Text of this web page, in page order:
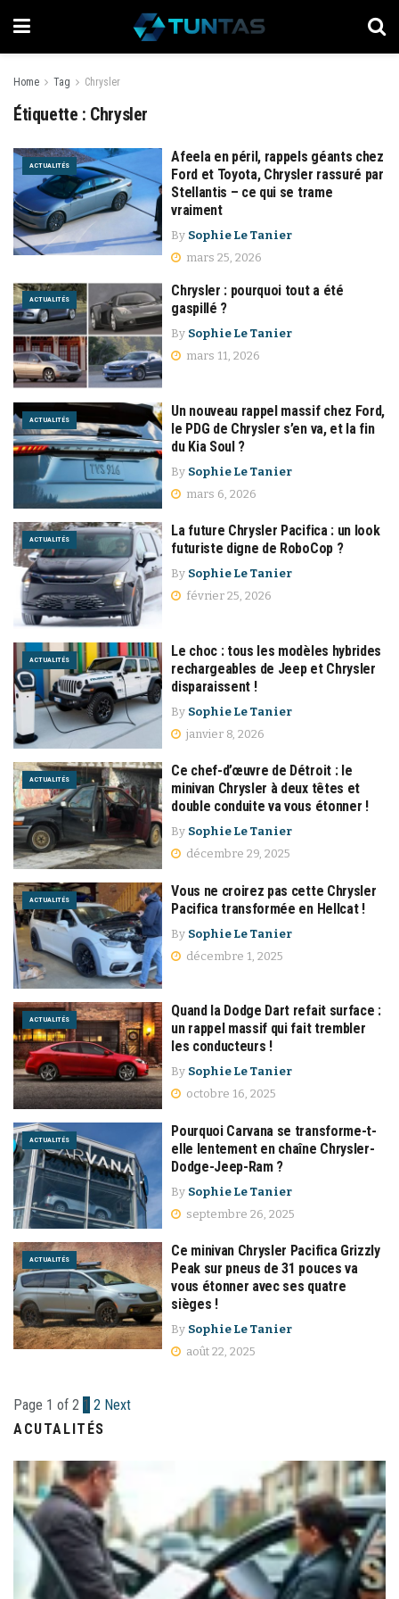
Home Tag Chrysler
Étiquette : Chrysler
ACTUALITÉS
Afeela en péril, rappels géants chez
Ford et Toyota, Chrysler rassuré par
Stellantis – ce qui se trame
vraiment
By Sophie Le Tanier
mars 25, 2026
ACTUALITÉS
Chrysler : pourquoi tout a été
gaspillé ?
By Sophie Le Tanier
mars 11, 2026
ACTUALITÉS
Un nouveau rappel massif chez Ford,
le PDG de Chrysler s’en va, et la fin
du Kia Soul ?
By Sophie Le Tanier
mars 6, 2026
ACTUALITÉS
La future Chrysler Pacifica : un look
futuriste digne de RoboCop ?
By Sophie Le Tanier
février 25, 2026
ACTUALITÉS
Le choc : tous les modèles hybrides
rechargeables de Jeep et Chrysler
disparaissent !
By Sophie Le Tanier
janvier 8, 2026
ACTUALITÉS
Ce chef-d’œuvre de Détroit : le
minivan Chrysler à deux têtes et
double conduite va vous étonner !
By Sophie Le Tanier
décembre 29, 2025
ACTUALITÉS
Vous ne croirez pas cette Chrysler
Pacifica transformée en Hellcat !
By Sophie Le Tanier
décembre 1, 2025
ACTUALITÉS
Quand la Dodge Dart refait surface :
un rappel massif qui fait trembler
les conducteurs !
By Sophie Le Tanier
octobre 16, 2025
ACTUALITÉS
Pourquoi Carvana se transforme-t-
elle lentement en chaîne Chrysler-
Dodge-Jeep-Ram ?
By Sophie Le Tanier
septembre 26, 2025
ACTUALITÉS
Ce minivan Chrysler Pacifica Grizzly
Peak sur pneus de 31 pouces va
vous étonner avec ses quatre
sièges !
By Sophie Le Tanier
août 22, 2025
Page 1 of 2 1 2 Next
ACUTALITÉS